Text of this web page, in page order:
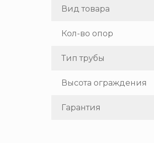
Вид товара
Кол-во опор
Тип трубы
Высота ограждения
Гарантия